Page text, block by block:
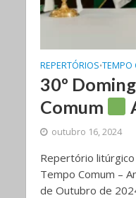
REPERTÓRIOS•TEMPO
30º
Comum
outubro 16, 2024
Repertório
Tempo Comum –
de Outubro de